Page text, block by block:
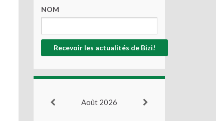
NOM
Août 2026